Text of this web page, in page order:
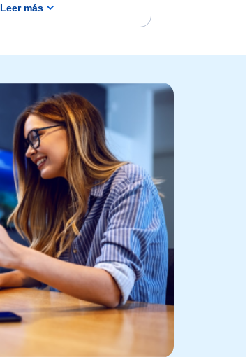
Leer más